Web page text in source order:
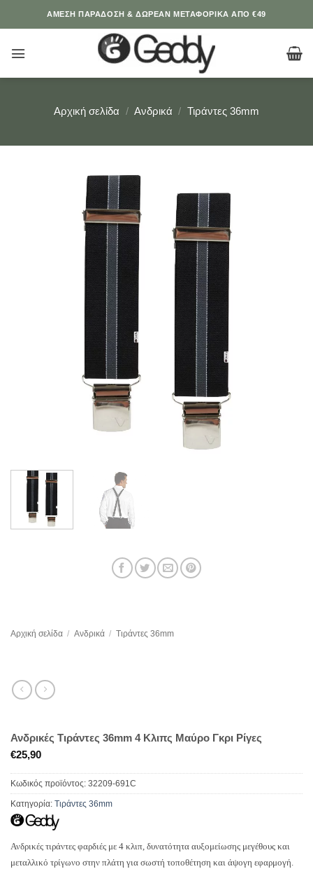
ΆΜΕΣΗ ΠΑΡΑΔΟΣΗ & ΔΩΡΕΑΝ ΜΕΤΑΦΟΡΙΚΑ ΑΠΟ €49
Αρχική σελίδα / Ανδρικά / Τιράντες 36mm
Αρχική σελίδα / Ανδρικά / Τιράντες 36mm
Ανδρικές Tιράντες 36mm 4 Κλιπς Μαύρο Γκρι Ρίγες
€25,90
Κωδικός προϊόντος: 32209-691C
Κατηγορία: Τιράντες 36mm
Ανδρικές τιράντες φαρδιές με 4 κλιπ, δυνατότητα αυξομείωσης μεγέθους και
μεταλλικό τρίγωνο στην πλάτη για σωστή τοποθέτηση και άψογη εφαρμογή.